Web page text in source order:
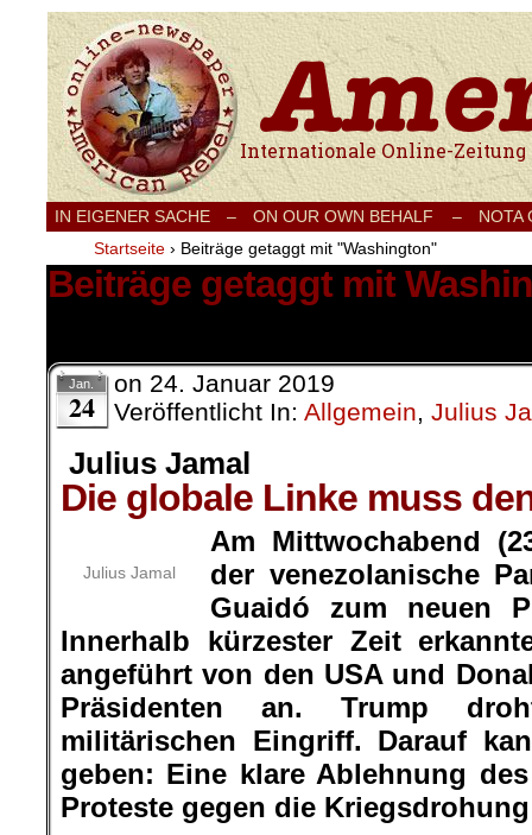
Internationale Onlinezeitung für Frieden,
IN EIGENER SACHE – ON OUR OWN BEHALF –
NOTA
Startseite › Beiträge getaggt mit "Washington"
Beiträge getaggt mit
Jan.
24
on 24. Januar 2019
Veröffentlicht In: Allgemein, Julius
Julius Jamal
Die globale Linke muss
Julius Jamal
Am Mittwochabend
der venezolanische
Guaidó zum neuen
Innerhalb kürzester Zeit
angeführt von den USA und
Präsidenten an. Trump
militärischen Eingriff. Darauf
geben: Eine klare Ablehnung
Proteste gegen die